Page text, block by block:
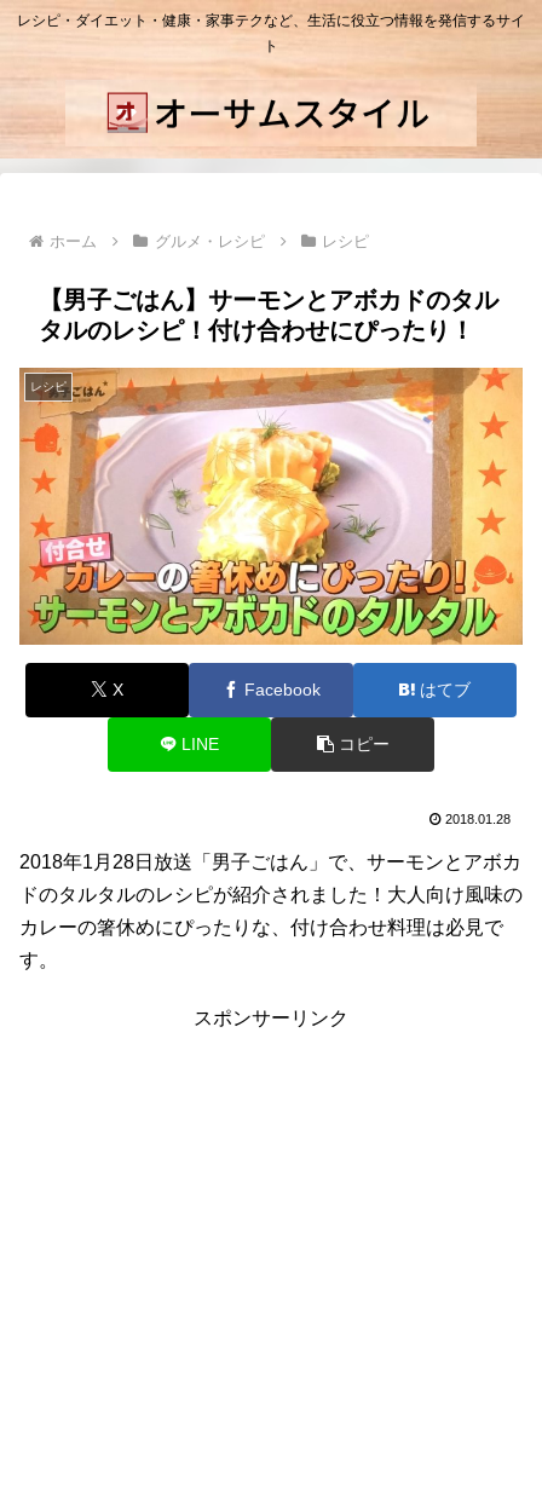
レシピ・ダイエット・健康・家事テクなど、生活に役立つ情報を発信するサイ
ト
ホーム グルメ・レシピ レシピ
【男子ごはん】サーモンとアボカドのタル
タルのレシピ！付け合わせにぴったり！
レシピ
X Facebook はてブ
LINE コピー
2018.01.28
2018年1月28日放送「男子ごはん」で、サーモンとアボカ
ドのタルタルのレシピが紹介されました！大人向け風味の
カレーの箸休めにぴったりな、付け合わせ料理は必見で
す。
スポンサーリンク